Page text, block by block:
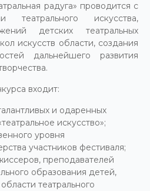
радуга» проводится с
театрального искусства,
детских театральных
искусств области, создания
дальнейшего развития
входит:
и одаренных
искусство»;
уровня
участников фестиваля;
преподавателей
образования детей,
театрального